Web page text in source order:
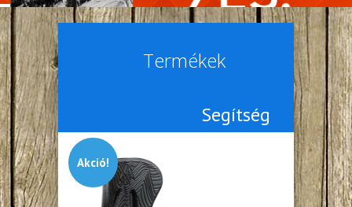
Termékek
Segítség
Akció!